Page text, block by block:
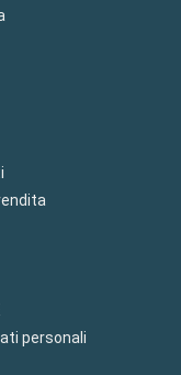
personali